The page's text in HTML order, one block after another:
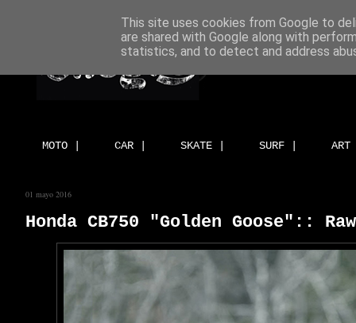
MOTO | CAR | SKATE | SURF |
01 mayo 2016
Honda CB750 "Golden Goose"::
This site uses cookies from Google to
are shared with Google along with
statistics, and to detect and address